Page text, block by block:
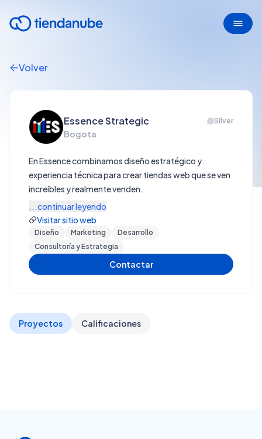
Volver
Essence Strategic Silver
Bogota
En Essence combinamos diseño estratégico y
experiencia técnica para crear tiendas web que se ven
increíbles y realmente venden.
...continuar leyendo
Visitar sitio web
Diseño Marketing
Desarrollo
Consultoría y Estrategia
Contactar
Proyectos Calificaciones